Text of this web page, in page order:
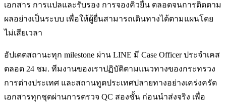
เอกสาร การแปลและรับรอง การจองคิวยื่น ตลอดจนการติดตาม
ผลอย่างเป็นระบบ เพื่อให้ผู้ยื่นสามารถเดินทางได้ตามแผนโดย
ไม่เสียเวลา
อัปเดตสถานะทุก milestone ผ่าน LINE มี Case Officer ประจำเคส
ตลอด 24 ชม. ทีมงานของเราปฏิบัติตามแนวทางของกระทรวง
การต่างประเทศ และสถานทูตประเทศปลายทางอย่างเคร่งครัด
เอกสารทุกชุดผ่านการตรวจ QC สองชั้น ก่อนนำส่งจริง เพื่อ